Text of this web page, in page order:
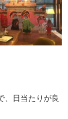
、日当たりが良